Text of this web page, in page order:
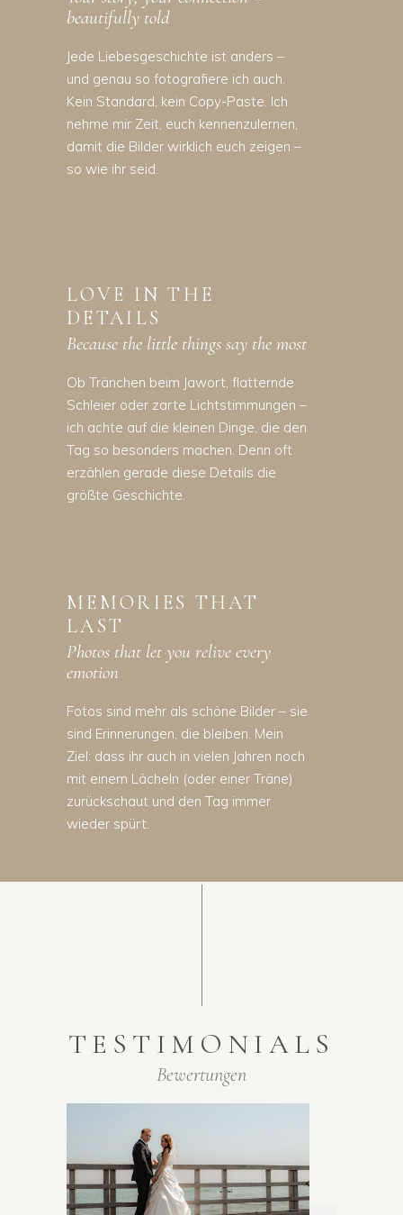
beautifully told
Jede Liebesgeschichte ist anders –
und genau so fotografiere ich auch.
Kein Standard, kein Copy-Paste. Ich
nehme mir Zeit, euch kennenzulernen,
damit die Bilder wirklich euch zeigen –
so wie ihr seid.
LOVE IN THE
DETAILS
Because the little things say the most
Ob Tränchen beim Jawort, flatternde
Schleier oder zarte Lichtstimmungen –
ich achte auf die kleinen Dinge, die den
Tag so besonders machen. Denn oft
erzählen gerade diese Details die
größte Geschichte.
MEMORIES THAT
LAST
Photos that let you relive every
emotion
Fotos sind mehr als schöne Bilder – sie
sind Erinnerungen, die bleiben. Mein
Ziel: dass ihr auch in vielen Jahren noch
mit einem Lächeln (oder einer Träne)
zurückschaut und den Tag immer
wieder spürt.
TESTIMONIALS
Bewertungen